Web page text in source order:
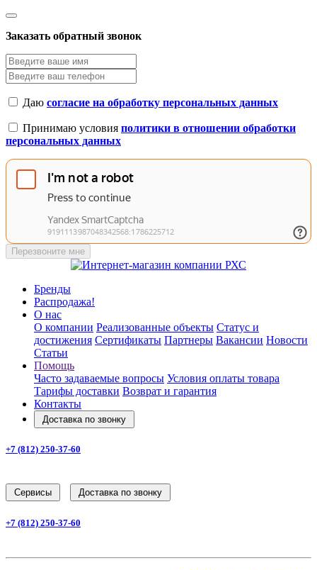
Заказать обратный звонок
Даю согласие на обработку персональных данных
Принимаю условия политики в отношении обработки
персональных данных
Перезвоните мне
Бренды
Распродажа!
О нас
О компании Реализованные объекты Статус и
достижения Сертификаты Партнеры Вакансии Новости
Статьи
Помощь
Часто задаваемые вопросы Условия оплаты товара
Тарифы доставки Возврат и гарантия
Контакты
Доставка по звонку
+7 (812) 250-37-60
Cервисы Доставка по звонку
+7 (812) 250-37-60